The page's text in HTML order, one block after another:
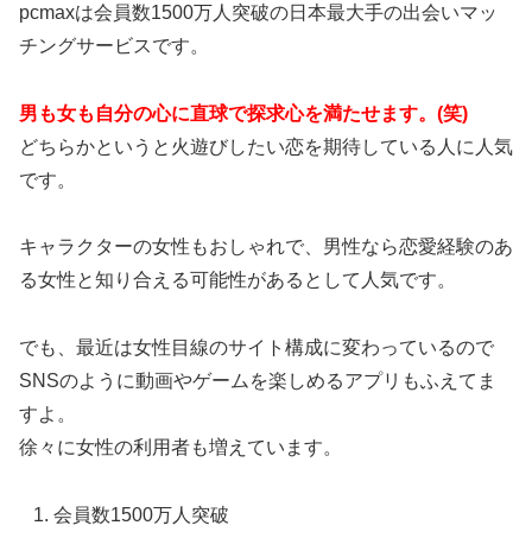
pcmaxは会員数1500万人突破の日本最大手の出会いマッ
チングサービスです。
男も女も自分の心に直球で探求心を満たせます。(笑)
どちらかというと火遊びしたい恋を期待している人に人気
です。
キャラクターの女性もおしゃれで、男性なら恋愛経験のあ
る女性と知り合える可能性があるとして人気です。
でも、最近は女性目線のサイト構成に変わっているので
SNSのように動画やゲームを楽しめるアプリもふえてま
すよ。
徐々に女性の利用者も増えています。
会員数1500万人突破